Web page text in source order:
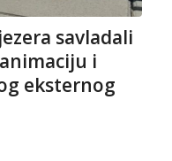
savladali
i
eksternog